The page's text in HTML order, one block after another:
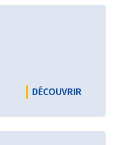
DÉCOUVRIR